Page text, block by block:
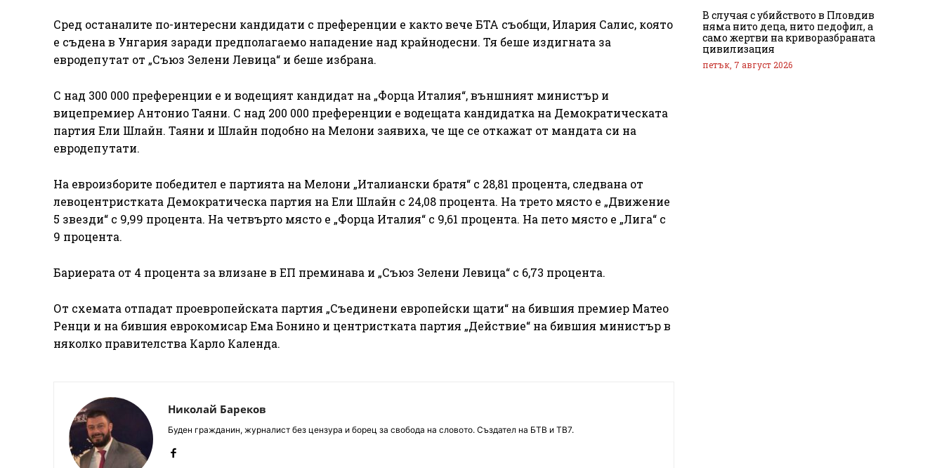
Сред останалите по-интересни кандидати с преференции е както вече БТА съобщи, Илария Салис, която
е съдена в Унгария заради предполагаемо нападение над крайнодесни. Тя беше издигната за
евродепутат от „Съюз Зелени Левица“ и беше избрана.
С над 300 000 преференции е и водещият кандидат на „Форца Италия“, външният министър и
вицепремиер Антонио Таяни. С над 200 000 преференции е водещата кандидатка на Демократическата
партия Ели Шлайн. Таяни и Шлайн подобно на Мелони заявиха, че ще се откажат от мандата си на
евродепутати.
На евроизборите победител е партията на Мелони „Италиански братя“ с 28,81 процента, следвана от
левоцентристката Демократическа партия на Ели Шлайн с 24,08 процента. На трето място е „Движение
5 звезди“ с 9,99 процента. На четвърто място е „Форца Италия“ с 9,61 процента. На пето място е „Лига“ с
9 процента.
Бариерата от 4 процента за влизане в ЕП преминава и „Съюз Зелени Левица“ с 6,73 процента.
От схемата отпадат проевропейската партия „Съединени европейски щати“ на бившия премиер Матео
Ренци и на бившия еврокомисар Ема Бонино и центристката партия „Действие“ на бившия министър в
няколко правителства Карло Календа.
Николай Бареков
Буден гражданин, журналист без цензура и борец за свобода на словото. Създател на БТВ и ТВ7.
В случая с убийството в Пловдив
няма нито деца, нито педофил, а
само жертви на криворазбраната
цивилизация
петък, 7 август 2026